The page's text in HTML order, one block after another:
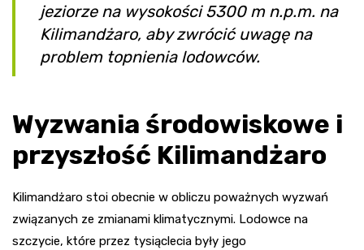
jeziorze na wysokości 5300 m n.p.m. na
Kilimandżaro, aby zwrócić uwagę na
problem topnienia lodowców.
Wyzwania środowiskowe i
przyszłość Kilimandżaro
Kilimandżaro stoi obecnie w obliczu poważnych wyzwań
związanych ze zmianami klimatycznymi. Lodowce na
szczycie, które przez tysiąclecia były jego